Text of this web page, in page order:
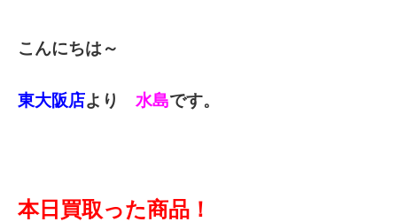
こんにちは～
東大阪店より 水島です。
本日買取った商品！